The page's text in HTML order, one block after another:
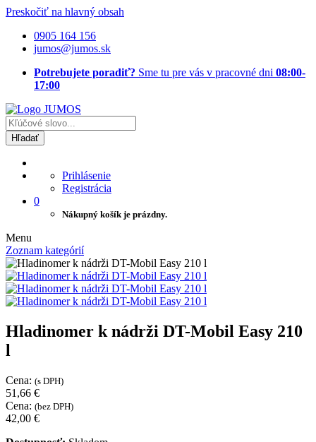
Preskočiť na hlavný obsah
0905 164 156
jumos@jumos.sk
Potrebujete poradiť? Sme tu pre vás v pracovné dni 08:00-
17:00
Hľadať
Prihlásenie
Registrácia
0
Nákupný košík je prázdny.
Menu
Zoznam kategórií
Hladinomer k nádrži DT-Mobil Easy 210
l
Cena: (s DPH)
51,66 €
Cena: (bez DPH)
42,00 €